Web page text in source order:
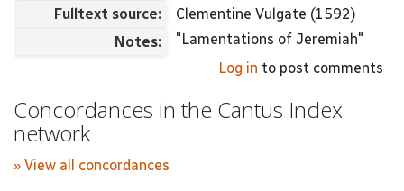
Fulltext source:
Clementine Vulgate (1592)
Notes:
"Lamentations of Jeremiah"
Log in to post comments
Concordances in the Cantus Index
network
» View all concordances